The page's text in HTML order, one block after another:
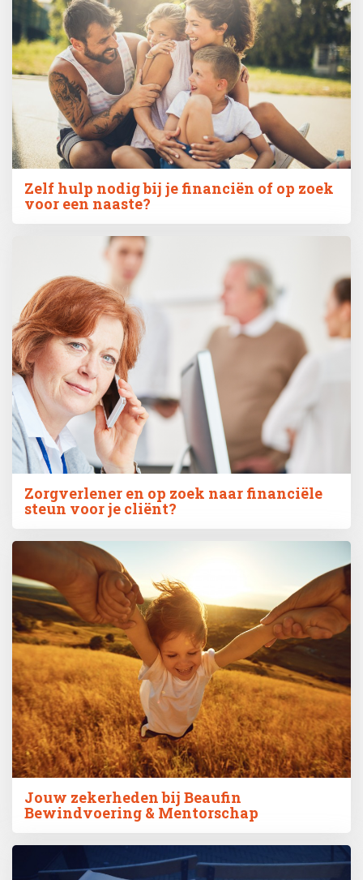
Zelf hulp nodig bij je financiën of op zoek
voor een naaste?
Zorgverlener en op zoek naar financiële
steun voor je cliënt?
Jouw zekerheden bij Beaufin
Bewindvoering & Mentorschap